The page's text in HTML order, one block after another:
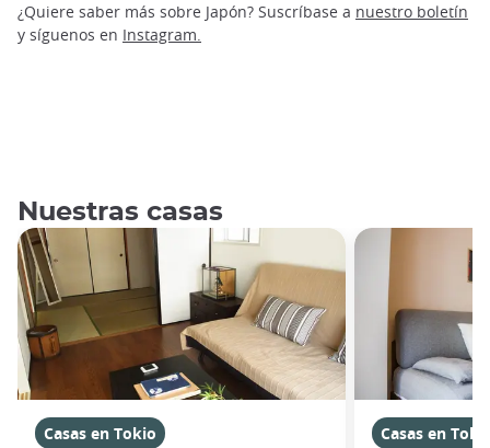
¿Quiere saber más sobre Japón? Suscríbase a nuestro boletín
y síguenos en Instagram.
Nuestras casas
Casas en Tokio
Casas en